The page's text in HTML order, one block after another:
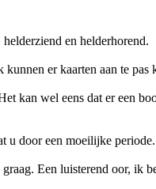
en helderhorend.
er kaarten aan te pas
kan wel eens dat er een
u door een moeilijke periode.
Een luisterend oor, ik